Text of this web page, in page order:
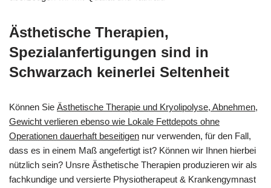
Ästhetische Therapien,
Spezialanfertigungen sind in
Schwarzach keinerlei Seltenheit
Können Sie Ästhetische Therapie und Kryolipolyse, Abnehmen,
Gewicht verlieren ebenso wie Lokale Fettdepots ohne
Operationen dauerhaft beseitigen nur verwenden, für den Fall,
dass es in einem Maß angefertigt ist? Können wir Ihnen hierbei
nützlich sein? Unsre Ästhetische Therapien produzieren wir als
fachkundige und versierte Physiotherapeut & Krankengymnast